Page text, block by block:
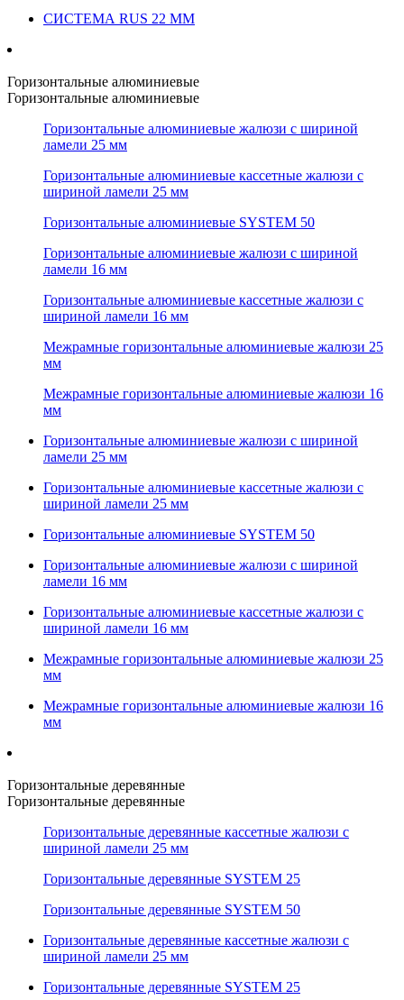
СИСТЕМА RUS 22 ММ
Горизонтальные алюминиевые
Горизонтальные алюминиевые
Горизонтальные алюминиевые жалюзи с шириной
ламели 25 мм
Горизонтальные алюминиевые кассетные жалюзи с
шириной ламели 25 мм
Горизонтальные алюминиевые SYSTEM 50
Горизонтальные алюминиевые жалюзи с шириной
ламели 16 мм
Горизонтальные алюминиевые кассетные жалюзи с
шириной ламели 16 мм
Межрамные горизонтальные алюминиевые жалюзи 25
мм
Межрамные горизонтальные алюминиевые жалюзи 16
мм
Горизонтальные алюминиевые жалюзи с шириной
ламели 25 мм
Горизонтальные алюминиевые кассетные жалюзи с
шириной ламели 25 мм
Горизонтальные алюминиевые SYSTEM 50
Горизонтальные алюминиевые жалюзи с шириной
ламели 16 мм
Горизонтальные алюминиевые кассетные жалюзи с
шириной ламели 16 мм
Межрамные горизонтальные алюминиевые жалюзи 25
мм
Межрамные горизонтальные алюминиевые жалюзи 16
мм
Горизонтальные деревянные
Горизонтальные деревянные
Горизонтальные деревянные кассетные жалюзи с
шириной ламели 25 мм
Горизонтальные деревянные SYSTEM 25
Горизонтальные деревянные SYSTEM 50
Горизонтальные деревянные кассетные жалюзи с
шириной ламели 25 мм
Горизонтальные деревянные SYSTEM 25